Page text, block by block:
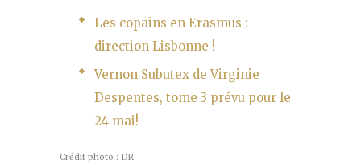
Les copains en Erasmus :
direction Lisbonne !
Vernon Subutex de Virginie
Despentes, tome 3 prévu pour le
24 mai!
Crédit photo : DR